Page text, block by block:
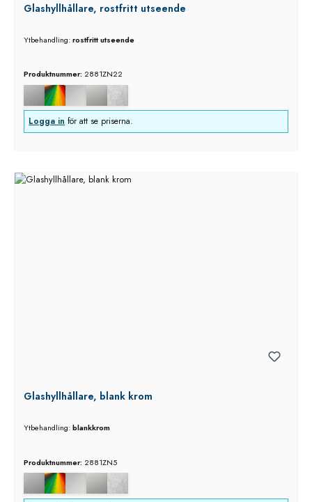
Glashyllhållare, rostfritt utseende
Ytbehandling:rostfritt utseende
Produktnummer: 2881ZN22
Logga in för att se priserna.
Glashyllhållare, blank krom
Ytbehandling:blankkrom
Produktnummer: 2881ZN5